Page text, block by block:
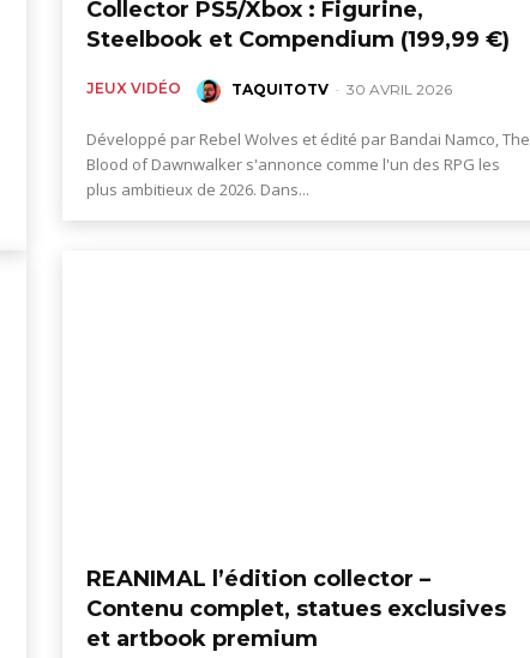
Collector PS5/Xbox : Figurine,
Steelbook et Compendium (199,99 €)
JEUX VIDÉO TAQUITOTV - 30 AVRIL 2026
Développé par Rebel Wolves et édité par Bandai Namco, The
Blood of Dawnwalker s'annonce comme l'un des RPG les
plus ambitieux de 2026. Dans...
REANIMAL l’édition collector –
Contenu complet, statues exclusives
et artbook premium